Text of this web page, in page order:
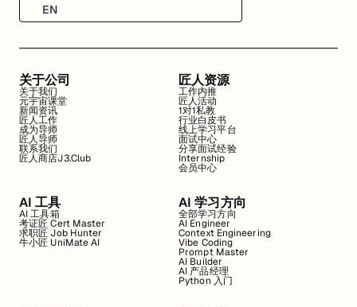
EN
关于公司
关于我们
元宇宙课堂
新闻资讯
匠人工作
成为导师
匠人导师
联系我们
匠人商店J3.Club
匠人资源
工作内推
匠人活动
1对1私教
行业白皮书
线上学习平台
面试中心
分享面试经验
Internship
会员中心
AI 工具
AI 工具箱
考证匠 Cert Master
求职匠 Job Hunter
牛小匠 UniMate AI
AI 学习方向
全部学习方向
AI Engineer
Context Engineering
Vibe Coding
Prompt Master
AI Builder
AI 产品经理
Python 入门